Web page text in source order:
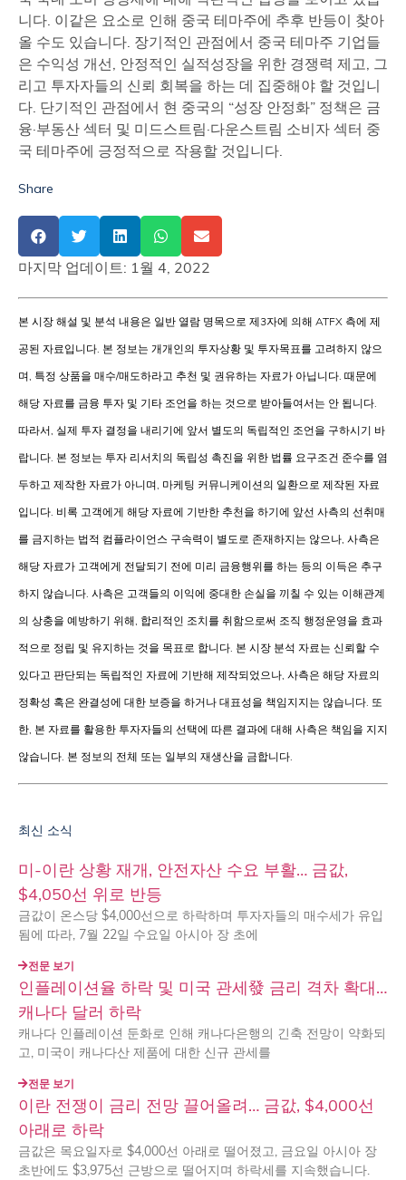
니다. 이같은 요소로 인해 중국 테마주에 추후 반등이 찾아
올 수도 있습니다. 장기적인 관점에서 중국 테마주 기업들
은 수익성 개선, 안정적인 실적성장을 위한 경쟁력 제고, 그
리고 투자자들의 신뢰 회복을 하는 데 집중해야 할 것입니
다. 단기적인 관점에서 현 중국의 “성장 안정화” 정책은 금
융·부동산 섹터 및 미드스트림·다운스트림 소비자 섹터 중
국 테마주에 긍정적으로 작용할 것입니다.
Share
마지막 업데이트: 1월 4, 2022
본 시장 해설 및 분석 내용은 일반 열람 명목으로 제3자에 의해 ATFX 측에 제
공된 자료입니다. 본 정보는 개개인의 투자상황 및 투자목표를 고려하지 않으
며, 특정 상품을 매수/매도하라고 추천 및 권유하는 자료가 아닙니다. 때문에
해당 자료를 금융 투자 및 기타 조언을 하는 것으로 받아들여서는 안 됩니다.
따라서, 실제 투자 결정을 내리기에 앞서 별도의 독립적인 조언을 구하시기 바
랍니다. 본 정보는 투자 리서치의 독립성 촉진을 위한 법률 요구조건 준수를 염
두하고 제작한 자료가 아니며, 마케팅 커뮤니케이션의 일환으로 제작된 자료
입니다. 비록 고객에게 해당 자료에 기반한 추천을 하기에 앞선 사측의 선취매
를 금지하는 법적 컴플라이언스 구속력이 별도로 존재하지는 않으나, 사측은
해당 자료가 고객에게 전달되기 전에 미리 금융행위를 하는 등의 이득은 추구
하지 않습니다. 사측은 고객들의 이익에 중대한 손실을 끼칠 수 있는 이해관계
의 상충을 예방하기 위해, 합리적인 조치를 취함으로써 조직 행정운영을 효과
적으로 정립 및 유지하는 것을 목표로 합니다. 본 시장 분석 자료는 신뢰할 수
있다고 판단되는 독립적인 자료에 기반해 제작되었으나, 사측은 해당 자료의
정확성 혹은 완결성에 대한 보증을 하거나 대표성을 책임지지는 않습니다. 또
한, 본 자료를 활용한 투자자들의 선택에 따른 결과에 대해 사측은 책임을 지지
않습니다. 본 정보의 전체 또는 일부의 재생산을 금합니다.
최신 소식
미-이란 상황 재개, 안전자산 수요 부활… 금값,
$4,050선 위로 반등
금값이 온스당 $4,000선으로 하락하며 투자자들의 매수세가 유입
됨에 따라, 7월 22일 수요일 아시아 장 초에
전문 보기
인플레이션율 하락 및 미국 관세發 금리 격차 확대…
캐나다 달러 하락
캐나다 인플레이션 둔화로 인해 캐나다은행의 긴축 전망이 약화되
고, 미국이 캐나다산 제품에 대한 신규 관세를
전문 보기
이란 전쟁이 금리 전망 끌어올려… 금값, $4,000선
아래로 하락
금값은 목요일자로 $4,000선 아래로 떨어졌고, 금요일 아시아 장
초반에도 $3,975선 근방으로 떨어지며 하락세를 지속했습니다.